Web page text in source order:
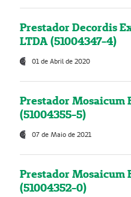
Prestador Decordis
LTDA (51004347-4)
01 de Abril de 2020
Prestador Mosaicum
(51004355-5)
07 de Maio de 2021
Prestador Mosaicum
(51004352-0)